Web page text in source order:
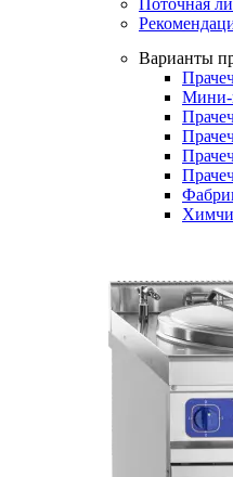
Поточная
Варианты
Мини-